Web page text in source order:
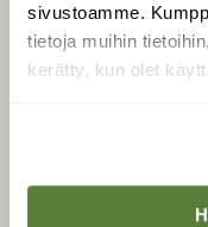
sivustoamme.
tietoja muihin
kerätty, kun olet